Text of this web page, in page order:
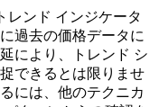
レンド インジケータ
過去の価格データに
により、トレンド シ
できるとは限りませ
には、他のテクニカ